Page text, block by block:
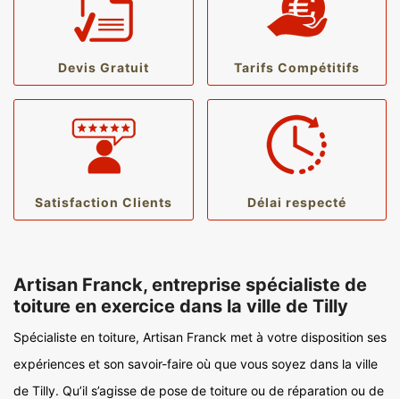
Devis Gratuit Tarifs Compétitifs
Satisfaction Clients Délai respecté
Artisan Franck, entreprise spécialiste de
toiture en exercice dans la ville de Tilly
Spécialiste en toiture, Artisan Franck met à votre disposition ses
expériences et son savoir-faire où que vous soyez dans la ville
de Tilly. Qu’il s’agisse de pose de toiture ou de réparation ou de